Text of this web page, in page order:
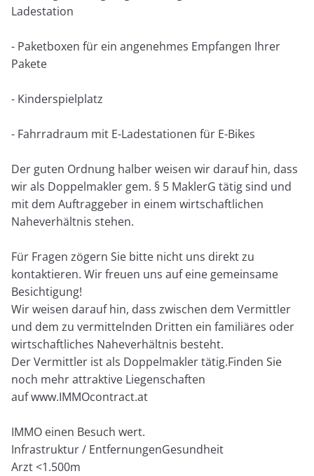
Ladestation
- Paketboxen für ein angenehmes Empfangen Ihrer
Pakete
- Kinderspielplatz
- Fahrradraum mit E-Ladestationen für E-Bikes
Der guten Ordnung halber weisen wir darauf hin, dass
wir als Doppelmakler gem. § 5 MaklerG tätig sind und
mit dem Auftraggeber in einem wirtschaftlichen
Naheverhältnis stehen.
Für Fragen zögern Sie bitte nicht uns direkt zu
kontaktieren. Wir freuen uns auf eine gemeinsame
Besichtigung!
Wir weisen darauf hin, dass zwischen dem Vermittler
und dem zu vermittelnden Dritten ein familiäres oder
wirtschaftliches Naheverhältnis besteht.
Der Vermittler ist als Doppelmakler tätig.Finden Sie
noch mehr attraktive Liegenschaften
auf www.IMMOcontract.at
IMMO einen Besuch wert.
Infrastruktur / EntfernungenGesundheit
Arzt <1.500m